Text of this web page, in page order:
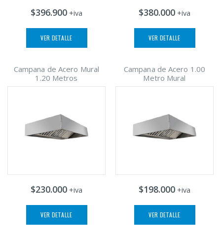
$396.900 +iva
VER DETALLE
$380.000 +iva
VER DETALLE
Campana de Acero Mural
1.20 Metros
$230.000 +iva
VER DETALLE
Campana de Acero 1.00
Metro Mural
$198.000 +iva
VER DETALLE